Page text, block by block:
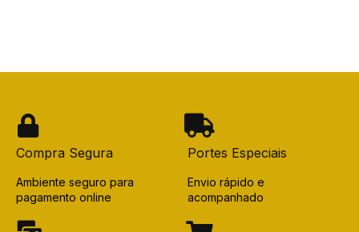
Compra Segura
Ambiente seguro para
pagamento online
Portes Especiais
Envio rápido e
acompanhado